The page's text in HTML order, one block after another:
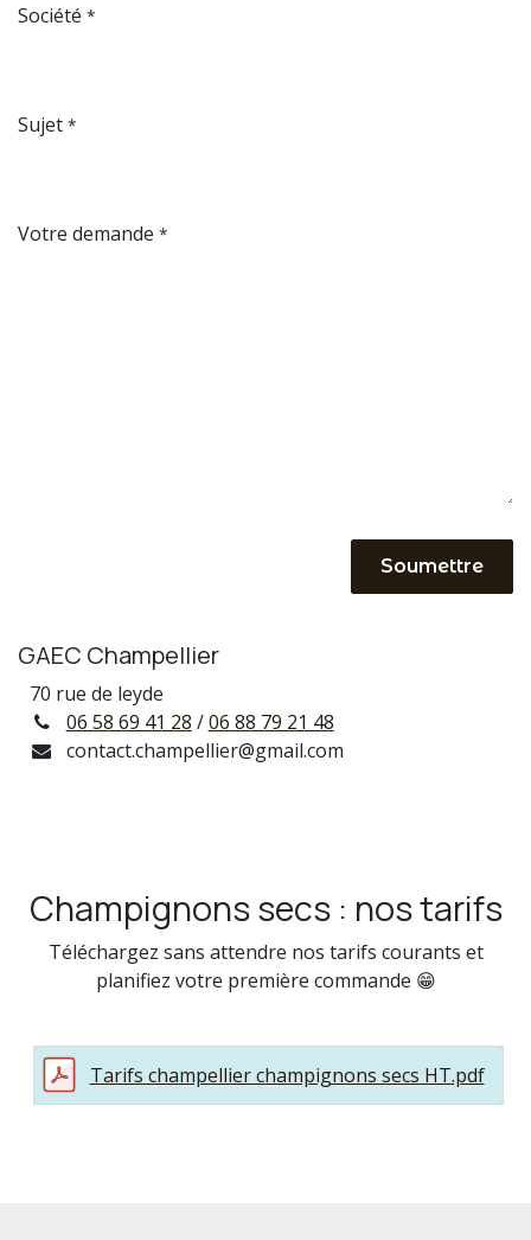
Société *
Sujet *
Votre demande *
Soumettre
GAEC Champellier
70 rue de leyde
06 58 69 41 28 /06 88 79 21 48
contact.champellier@gmail.com
Champignons secs : nos tarifs
Téléchargez sans attendre nos tarifs courants et
planifiez votre première commande 😁
Tarifs champellier champignons secs HT.pdf